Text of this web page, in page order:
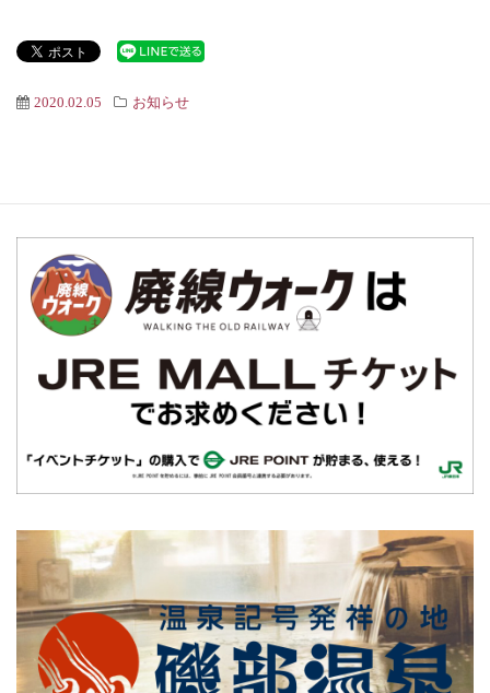
2020.02.05 お知らせ